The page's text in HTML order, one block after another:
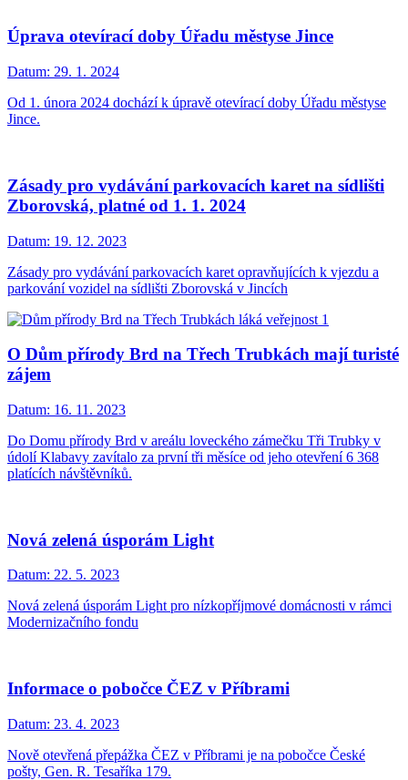
Úprava otevírací doby Úřadu městyse Jince
Datum: 29. 1. 2024
Od 1. února 2024 dochází k úpravě otevírací doby Úřadu městyse
Jince.
Zásady pro vydávání parkovacích karet na sídlišti
Zborovská, platné od 1. 1. 2024
Datum: 19. 12. 2023
Zásady pro vydávání parkovacích karet opravňujících k vjezdu a
parkování vozidel na sídlišti Zborovská v Jincích
O Dům přírody Brd na Třech Trubkách mají turisté
zájem
Datum: 16. 11. 2023
Do Domu přírody Brd v areálu loveckého zámečku Tři Trubky v
údolí Klabavy zavítalo za první tři měsíce od jeho otevření 6 368
platících návštěvníků.
Nová zelená úsporám Light
Datum: 22. 5. 2023
Nová zelená úsporám Light pro nízkopříjmové domácnosti v rámci
Modernizačního fondu
Informace o pobočce ČEZ v Příbrami
Datum: 23. 4. 2023
Nově otevřená přepážka ČEZ v Příbrami je na pobočce České
pošty, Gen. R. Tesaříka 179.